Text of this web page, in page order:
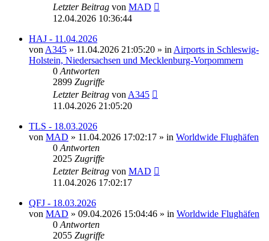
Letzter Beitrag von MAD
12.04.2026 10:36:44
HAJ - 11.04.2026
von A345 » 11.04.2026 21:05:20 » in Airports in Schleswig-
Holstein, Niedersachsen und Mecklenburg-Vorpommern
0 Antworten
2899 Zugriffe
Letzter Beitrag von A345
11.04.2026 21:05:20
TLS - 18.03.2026
von MAD » 11.04.2026 17:02:17 » in Worldwide Flughäfen
0 Antworten
2025 Zugriffe
Letzter Beitrag von MAD
11.04.2026 17:02:17
QFJ - 18.03.2026
von MAD » 09.04.2026 15:04:46 » in Worldwide Flughäfen
0 Antworten
2055 Zugriffe